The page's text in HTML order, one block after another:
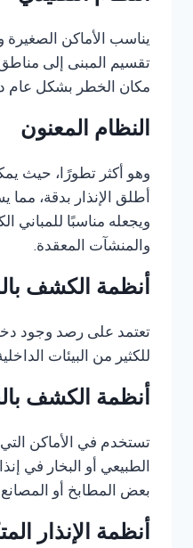
يناسب الأماكن الصغيرة
تقسيم المبنى إلى
مكان الخطر بشكل عام
النظام المعنون
وهو أكثر تطورًا، حيث
أطلق الإنذار بدقة،
ويجعله مناسبًا للمباني
والمنشآت المعقدة.
أنظمة الكشف
تعتمد على رصد وجود
للكثير من البيئات
أنظمة الكشف
تستخدم في الأماكن
الطبيعي أو البخار في
بعض المطابخ أو
أنظمة الإنذار